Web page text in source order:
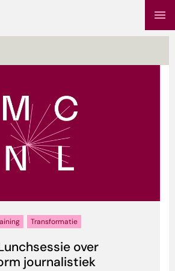
Transformatie
over
journalistiek